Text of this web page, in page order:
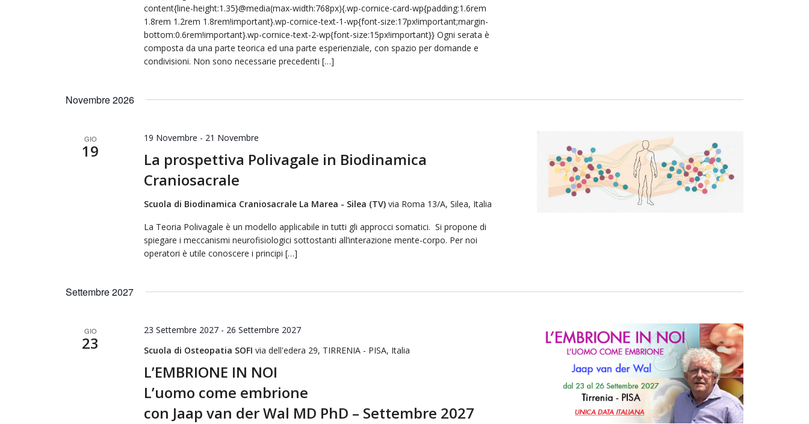
content{line-height:1.35}@media(max-width:768px){.wp-cornice-card-wp{padding:1.6rem
1.8rem 1.2rem 1.8rem!important}.wp-cornice-text-1-wp{font-size:17px!important;margin-
bottom:0.6rem!important}.wp-cornice-text-2-wp{font-size:15px!important}} Ogni serata è
composta da una parte teorica ed una parte esperienziale, con spazio per domande e
condivisioni. Non sono necessarie precedenti […]
Novembre 2026
GIO
19
La prospettiva Polivagale in Biodinamica
Craniosacrale
19 Novembre - 21 Novembre
Scuola di Biodinamica Craniosacrale La Marea - Silea (TV)via Roma 13/A, Silea, Italia
La Teoria Polivagale è un modello applicabile in tutti gli approcci somatici. Si propone di
spiegare i meccanismi neurofisiologici sottostanti all’interazione mente-corpo. Per noi
operatori è utile conoscere i principi […]
Settembre 2027
GIO
23
L’EMBRIONE IN NOI
L’uomo come embrione
con Jaap van der Wal MD PhD – Settembre 2027
23 Settembre 2027 - 26 Settembre 2027
Scuola di Osteopatia SOFIvia dell'edera 29, TIRRENIA - PISA, Italia